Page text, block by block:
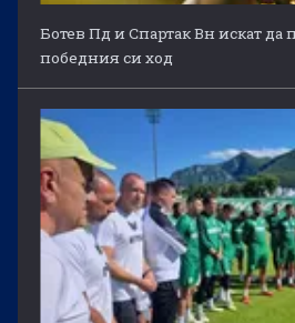
Ботев Пд и Спартак Вн искат да
победния си ход